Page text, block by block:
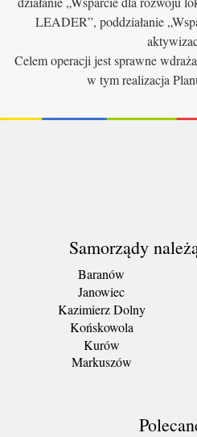
LEADER”, poddziałanie
Celem operacji jest sprawne
w tym realizacja
Samorządy
Baranów
Janowiec
Kazimierz Dolny
Końskowola
Kurów
Markuszów